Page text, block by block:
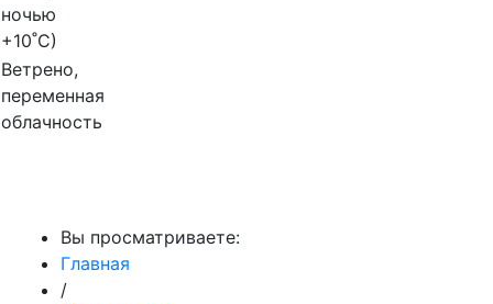
ночью
+10˚C)
Ветрено,
переменная
облачность
Вы просматриваете:
Главная
/